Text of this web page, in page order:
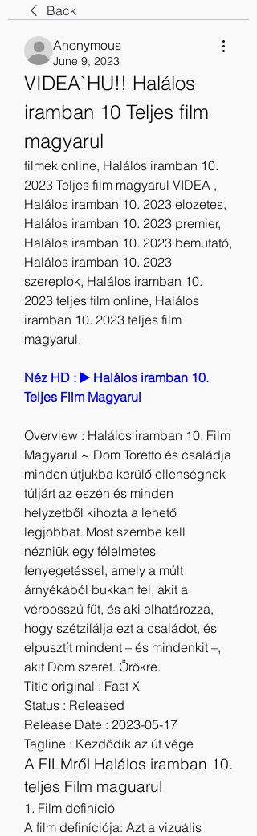
Back
Anonymous
June 9, 2023
VIDEA`HU!! Halálos
iramban 10 Teljes film
magyarul
filmek online, Halálos iramban 10.
2023 Teljes film magyarul VIDEA ,
Halálos iramban 10. 2023 elozetes,
Halálos iramban 10. 2023 premier,
Halálos iramban 10. 2023 bemutató,
Halálos iramban 10. 2023
szereplok, Halálos iramban 10.
2023 teljes film online, Halálos
iramban 10. 2023 teljes film
magyarul.
Néz HD : ▶️ Halálos iramban 10.
Teljes Film Magyarul
Overview : Halálos iramban 10. Film
Magyarul ~ Dom Toretto és családja
minden útjukba kerülő ellenségnek
túljárt az eszén és minden
helyzetből kihozta a lehető
legjobbat. Most szembe kell
nézniük egy félelmetes
fenyegetéssel, amely a múlt
árnyékából bukkan fel, akit a
vérbosszú fűt, és aki elhatározza,
hogy szétzilálja ezt a családot, és
elpusztít mindent – és mindenkit –,
akit Dom szeret. Örökre.
Title original : Fast X
Status : Released
Release Date : 2023-05-17
Tagline : Kezdődik az út vége
A FILMről Halálos iramban 10.
teljes Film maguarul
1. Film definíció
A film definíciója: Azt a vizuális